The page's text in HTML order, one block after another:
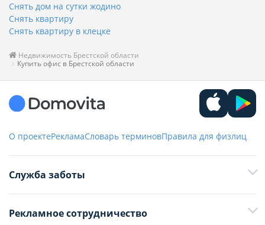
Снять дом на сутки жодино
Снять квартиру
Снять квартиру в клецке
Недвижимость Брестской области
Купить офис в Брестской области
О проектеРекламаСловарь терминовПравила для физлиц
Служба заботы
+375 29 376-13-70
+375 33 376-13-70
Рекламное сотрудничество